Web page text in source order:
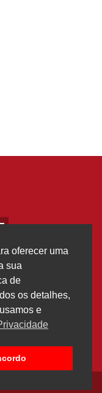
oferecer uma
sua
de
os detalhes,
e